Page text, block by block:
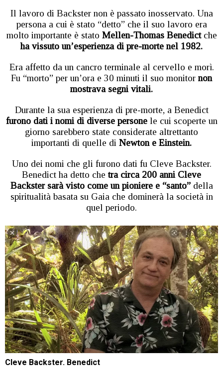
Il lavoro di Backster non è passato inosservato. Una
persona a cui è stato “detto” che il suo lavoro era
molto importante è stato Mellen-Thomas Benedictche
ha vissuto un’esperienza di pre-morte nel 1982.
Era affetto da un cancro terminale al cervello e morì.
Fu “morto” per un’ora e 30 minuti il suo monitor non
mostrava segni vitali.
Durante la sua esperienza di pre-morte, a Benedict
furono dati i nomi di diverse persone le cui scoperte un
giorno sarebbero state considerate altrettanto
importanti di quelle di Newton e Einstein.
Uno dei nomi che gli furono dati fu Cleve Backster.
Benedict ha detto chetra circa 200 anni Cleve
Backster sarà visto come un pioniere e “santo”della
spiritualità basata su Gaia che dominerà la società in
quel periodo.
Cleve Backster. Benedict